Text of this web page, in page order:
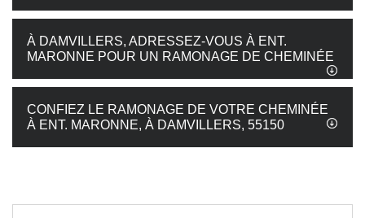
À DAMVILLERS, ADRESSEZ-VOUS À ENT.
MARONNE POUR UN RAMONAGE DE CHEMINÉE
CONFIEZ LE RAMONAGE DE VOTRE CHEMINÉE
À ENT. MARONNE, À DAMVILLERS, 55150